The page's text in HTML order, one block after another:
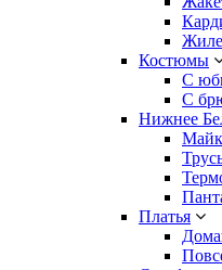
Костюмы
С
С
Нижнее
Платья